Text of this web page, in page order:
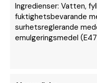
Ingredienser: Vatten,
fuktighetsbevarande
surhetsreglerande
emulgeringsmedel